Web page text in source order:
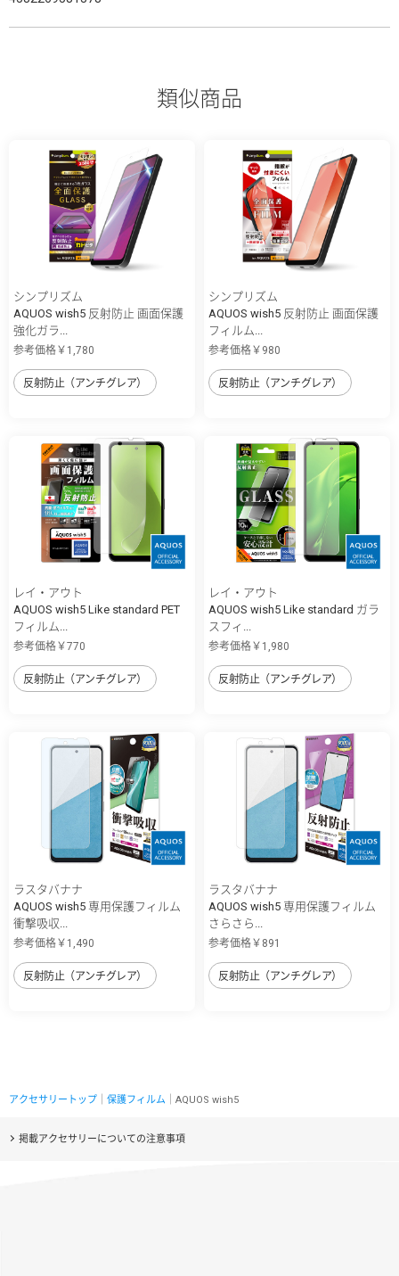
類似商品
シンプリズム
AQUOS wish5 反射防止 画面保護
強化ガラ...
参考価格￥1,780
反射防止（アンチグレア）
シンプリズム
AQUOS wish5 反射防止 画面保護
フィルム...
参考価格￥980
反射防止（アンチグレア）
レイ・アウト
AQUOS wish5 Like standard PET
フィルム...
参考価格￥770
反射防止（アンチグレア）
レイ・アウト
AQUOS wish5 Like standard ガラ
スフィ...
参考価格￥1,980
反射防止（アンチグレア）
ラスタバナナ
AQUOS wish5 専用保護フィルム
衝撃吸収...
参考価格￥1,490
反射防止（アンチグレア）
ラスタバナナ
AQUOS wish5 専用保護フィルム
さらさら...
参考価格￥891
反射防止（アンチグレア）
アクセサリートップ 保護フィルム ｜AQUOS wish5
掲載アクセサリーについての注意事項